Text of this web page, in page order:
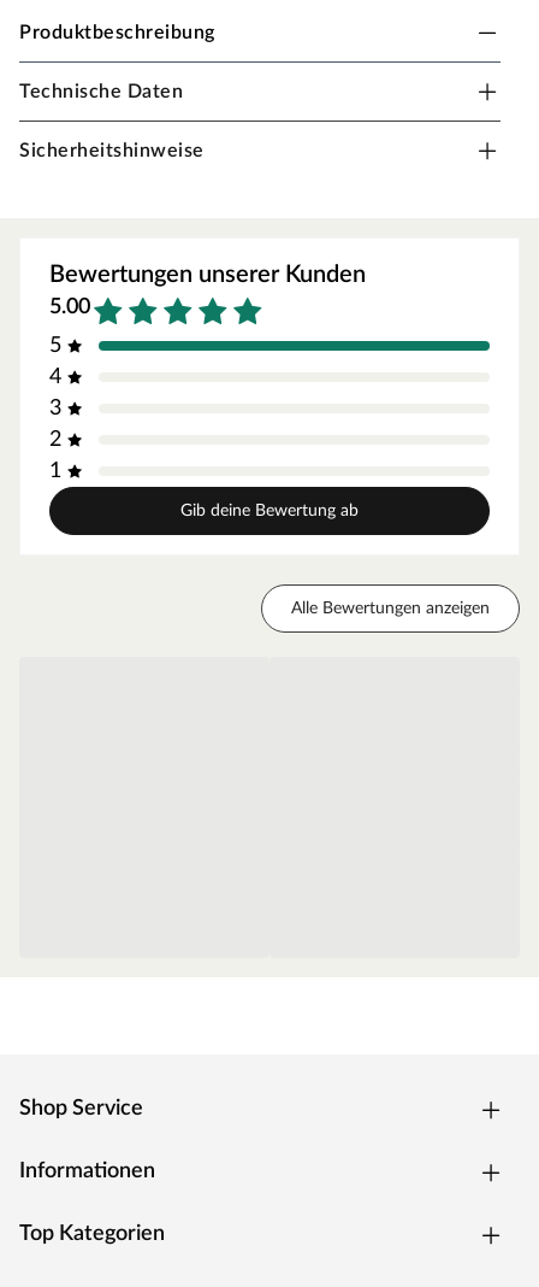
Produktbeschreibung
Befestigungsclipse für Fußleiste
Ausreichend für ca. 20 lfm
50 Dübel
Verdeckte Kabelführung möglich
Einfache Montage
Passend für die Profile MK 1, 14, 15, 16
Technische Daten
Sicherheitshinweise
Bewertungen unserer Kunden
5.00
5
4
3
2
1
Gib deine Bewertung ab
Alle Bewertungen anzeigen
Shop Service
Informationen
Top Kategorien